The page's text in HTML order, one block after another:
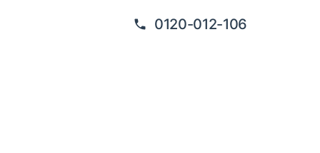
0120-012-106